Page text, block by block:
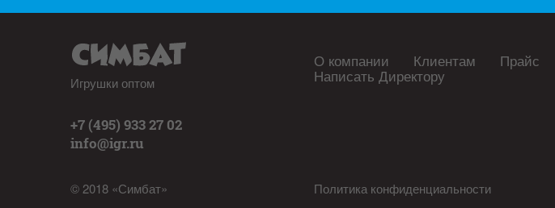
Игрушки оптом
+7 (495) 933 27 02
info@igr.ru
© 2018 «Симбат»
О компании Клиентам Прайс
Написать Директору
Политика конфиденциальности